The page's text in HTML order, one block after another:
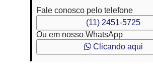
Fale conosco pelo telefone
(11) 2451-5725
Ou em nosso WhatsApp
Clicando aqui